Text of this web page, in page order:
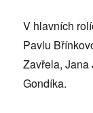
V hlavních
Pavlu
Zavřela,
Gondíka.